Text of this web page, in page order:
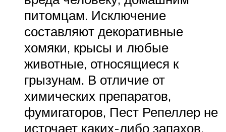
питомцам. Исключение
составляют декоративные
хомяки, крысы и любые
животные, относящиеся к
грызунам. В отличие от
химических препаратов,
фумигаторов, Пест Репеллер не
источает каких-либо запахов.